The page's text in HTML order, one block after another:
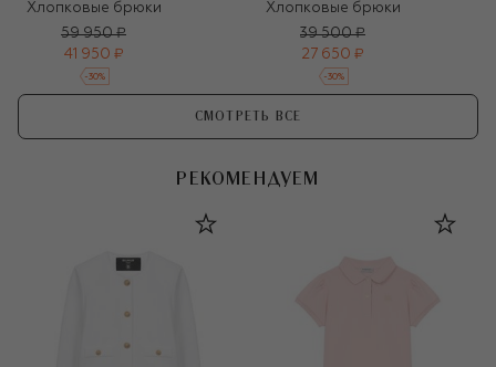
Хлопковые брюки
59 950 ₽
41 950 ₽
-30%
Хлопковые брюки
39 500 ₽
27 650 ₽
-30%
СМОТРЕТЬ ВСЕ
РЕКОМЕНДУЕМ